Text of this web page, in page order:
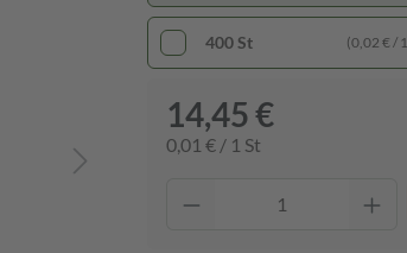
400 St (0,02 € /
14,45 €
0,01 € / 1 St